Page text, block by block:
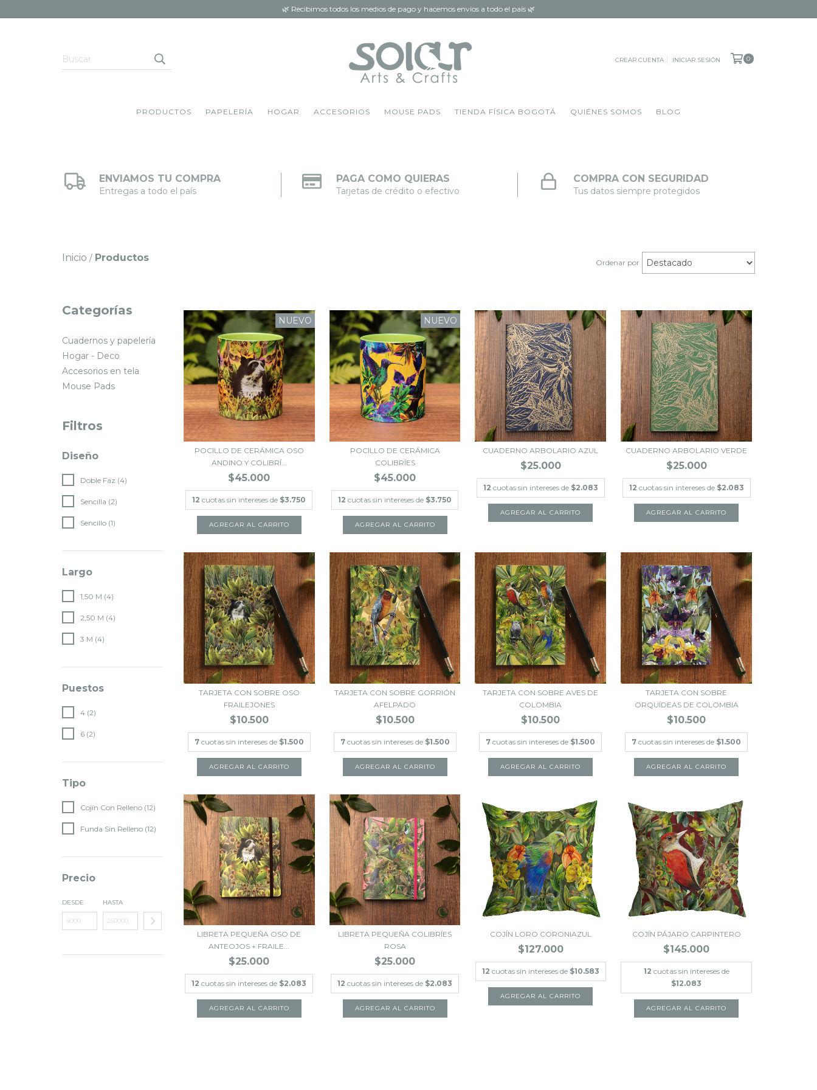
🌿 Recibimos todos los medios de pago y hacemos envíos a todo el país 🌿
CREAR CUENTA INICIAR SESIÓN 0
PRODUCTOS PAPELERÍA HOGAR ACCESORIOS MOUSE PADS TIENDA FÍSICA BOGOTÁ QUIÉNES SOMOS BLOG
ENVIAMOS TU COMPRA
Entregas a todo el país
PAGA COMO QUIERAS
Tarjetas de crédito o efectivo
COMPRA CON SEGURIDAD
Tus datos siempre protegidos
Inicio / Productos Ordenar por
Categorías
Cuadernos y papelería
Hogar - Deco
Accesorios en tela
Mouse Pads
Filtros
Diseño
Doble Faz (4)
Sencilla (2)
Sencillo (1)
Largo
1,50 M (4)
2,50 M (4)
3 M (4)
Puestos
4 (2)
6 (2)
Tipo
Cojín Con Relleno (12)
Funda Sin Relleno (12)
Precio
DESDE HASTA
NUEVO
POCILLO DE CERÁMICA OSO
ANDINO Y COLIBRÍ...
$45.000
12 cuotas sin intereses de $3.750
NUEVO
POCILLO DE CERÁMICA
COLIBRÍES
$45.000
12 cuotas sin intereses de $3.750
CUADERNO ARBOLARIO AZUL
$25.000
12 cuotas sin intereses de $2.083
CUADERNO ARBOLARIO VERDE
$25.000
12 cuotas sin intereses de $2.083
TARJETA CON SOBRE OSO
FRAILEJONES
$10.500
7 cuotas sin intereses de $1.500
TARJETA CON SOBRE GORRIÓN
AFELPADO
$10.500
7 cuotas sin intereses de $1.500
TARJETA CON SOBRE AVES DE
COLOMBIA
$10.500
7 cuotas sin intereses de $1.500
TARJETA CON SOBRE
ORQUÍDEAS DE COLOMBIA
$10.500
7 cuotas sin intereses de $1.500
LIBRETA PEQUEÑA OSO DE
ANTEOJOS + FRAILE...
$25.000
12 cuotas sin intereses de $2.083
LIBRETA PEQUEÑA COLIBRÍES
ROSA
$25.000
12 cuotas sin intereses de $2.083
COJÍN LORO CORONIAZUL
$127.000
12 cuotas sin intereses de $10.583
AGREGAR AL CARRITO
COJÍN PÁJARO CARPINTERO
$145.000
12 cuotas sin intereses de
$12.083
AGREGAR AL CARRITO